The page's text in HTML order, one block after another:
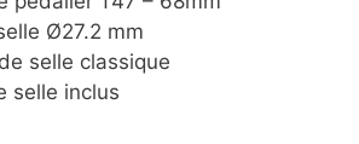
Ø27.2 mm
selle classique
selle inclus